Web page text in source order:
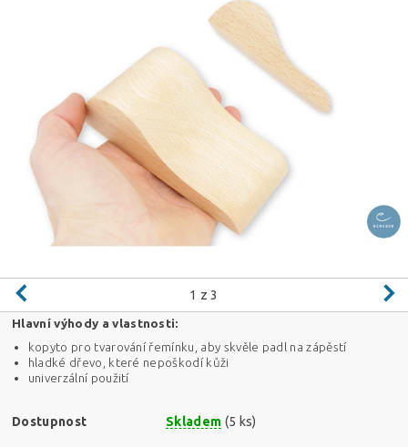
1 z 3
Hlavní výhody a vlastnosti:
kopyto pro tvarování řemínku, aby skvěle padl na zápěstí
hladké dřevo, které nepoškodí kůži
univerzální použití
Dostupnost Skladem (5 ks)